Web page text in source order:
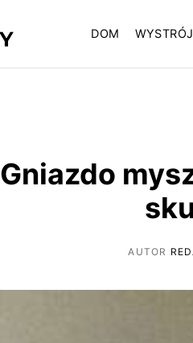
DOM
Gniazdo
AUTOR